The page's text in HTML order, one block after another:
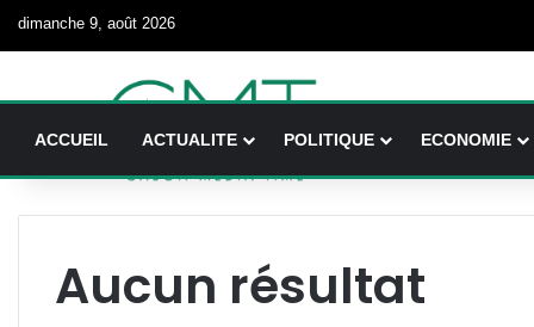
dimanche 9, août 2026
ACCUEIL ACTUALITE POLITIQUE ECONOMIE
Aucun résultat